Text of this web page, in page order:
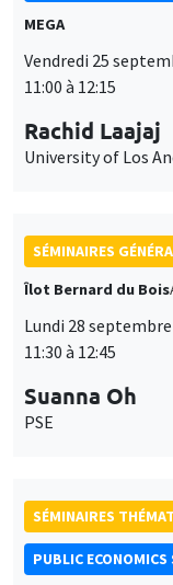
MEGA
Vendredi 25
11:00 à 12:15
Rachid Laajaj
University of Los
SÉMINAIRES
Îlot Bernard du Bois
Lundi 28 septembre
11:30 à 12:45
Suanna Oh
PSE
SÉMINAIRES
PUBLIC ECONOMICS